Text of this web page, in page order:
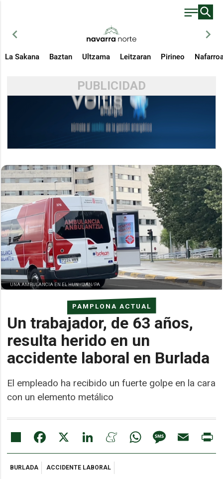
chevron_left chevron_right
La Sakana Baztan Ultzama Leitzaran Pirineo
PUBLICIDAD
PAMPLONA ACTUAL
Un trabajador, de 63 años,
resulta herido en un
accidente laboral en Burlada
El empleado ha recibido un fuerte golpe en la cara
con un elemento metálico
UNA AMBULANCIA EN EL HUN -JAN/PA
Share Facebook LinkedIn MeneameWhatsAppMessageEmail
BURLADA ACCIDENTE LABORAL